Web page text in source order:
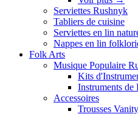
Serviettes Rushnyk
Tabliers de cuisine
Serviettes en lin
Nappes en lin
Folk Arts
Musique Populaire
Kits
Instruments de
Accessoires
Trousses